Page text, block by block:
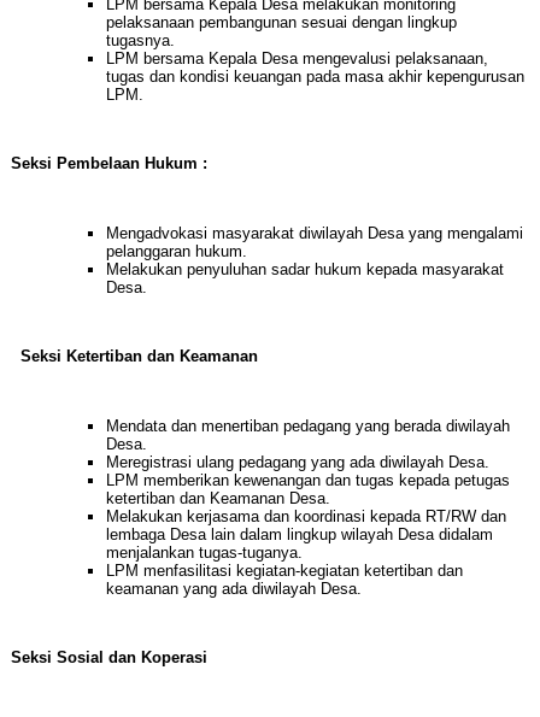
LPM bersama Kepala Desa melakukan monitoring
pelaksanaan pembangunan sesuai dengan lingkup
tugasnya.
LPM bersama Kepala Desa mengevalusi pelaksanaan,
tugas dan kondisi keuangan pada masa akhir kepengurusan
LPM.
Seksi Pembelaan Hukum :
Mengadvokasi masyarakat diwilayah Desa yang mengalami
pelanggaran hukum.
Melakukan penyuluhan sadar hukum kepada masyarakat
Desa.
Seksi Ketertiban dan Keamanan
Mendata dan menertiban pedagang yang berada diwilayah
Desa.
Meregistrasi ulang pedagang yang ada diwilayah Desa.
LPM memberikan kewenangan dan tugas kepada petugas
ketertiban dan Keamanan Desa.
Melakukan kerjasama dan koordinasi kepada RT/RW dan
lembaga Desa lain dalam lingkup wilayah Desa didalam
menjalankan tugas-tuganya.
LPM menfasilitasi kegiatan-kegiatan ketertiban dan
keamanan yang ada diwilayah Desa.
Seksi Sosial dan Koperasi